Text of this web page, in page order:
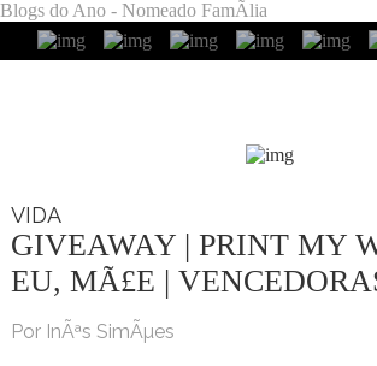
Blogs do Ano - Nomeado FamÃ­lia
VIDA
GIVEAWAY | PRINT MY
EU, MÃ£E |
Por InÃªs SimÃµes